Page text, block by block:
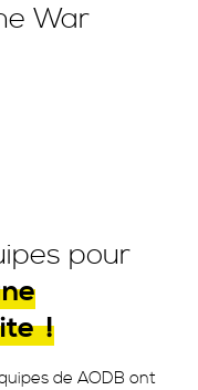
War
pour
!
de AODB ont